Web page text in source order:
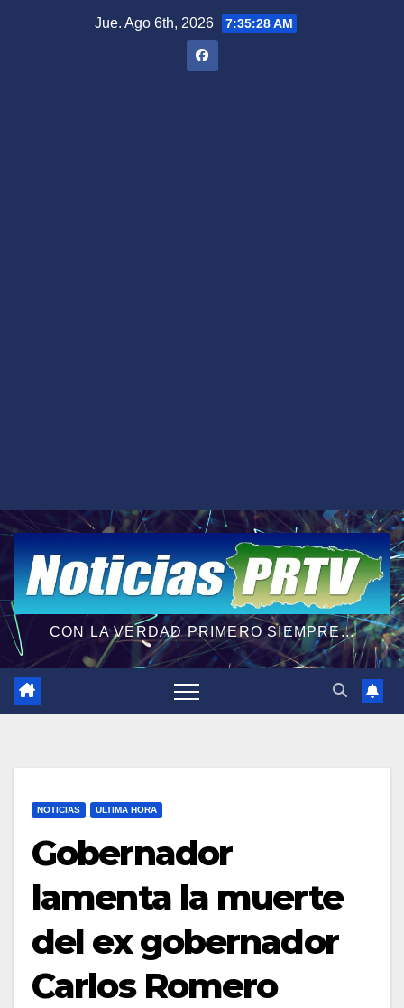
Jue. Ago 6th, 2026 7:35:29 AM
CON LA VERDAD PRIMERO SIEMPRE...
NOTICIAS ULTIMA HORA
Gobernador
lamenta la muerte
del ex gobernador
Carlos Romero